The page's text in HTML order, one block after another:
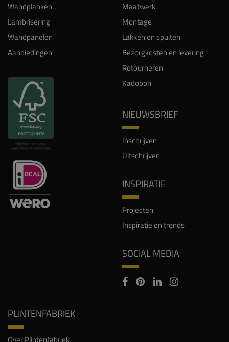
Wandplanken
Lambrisering
Wandpanelen
Aanbiedingen
Maatwerk
Montage
Lakken en spuiten
Bezorgkosten en levering
Retourneren
Kadobon
NIEUWSBRIEF
Inschrijven
Uitschrijven
INSPIRATIE
Projecten
Inspiratie en trends
SOCIAL MEDIA
PLINTENFABRIEK